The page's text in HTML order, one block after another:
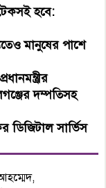
হবে:
মানুষের পাশে
দম্পতিসহ
ডিজিটাল সার্ভিস